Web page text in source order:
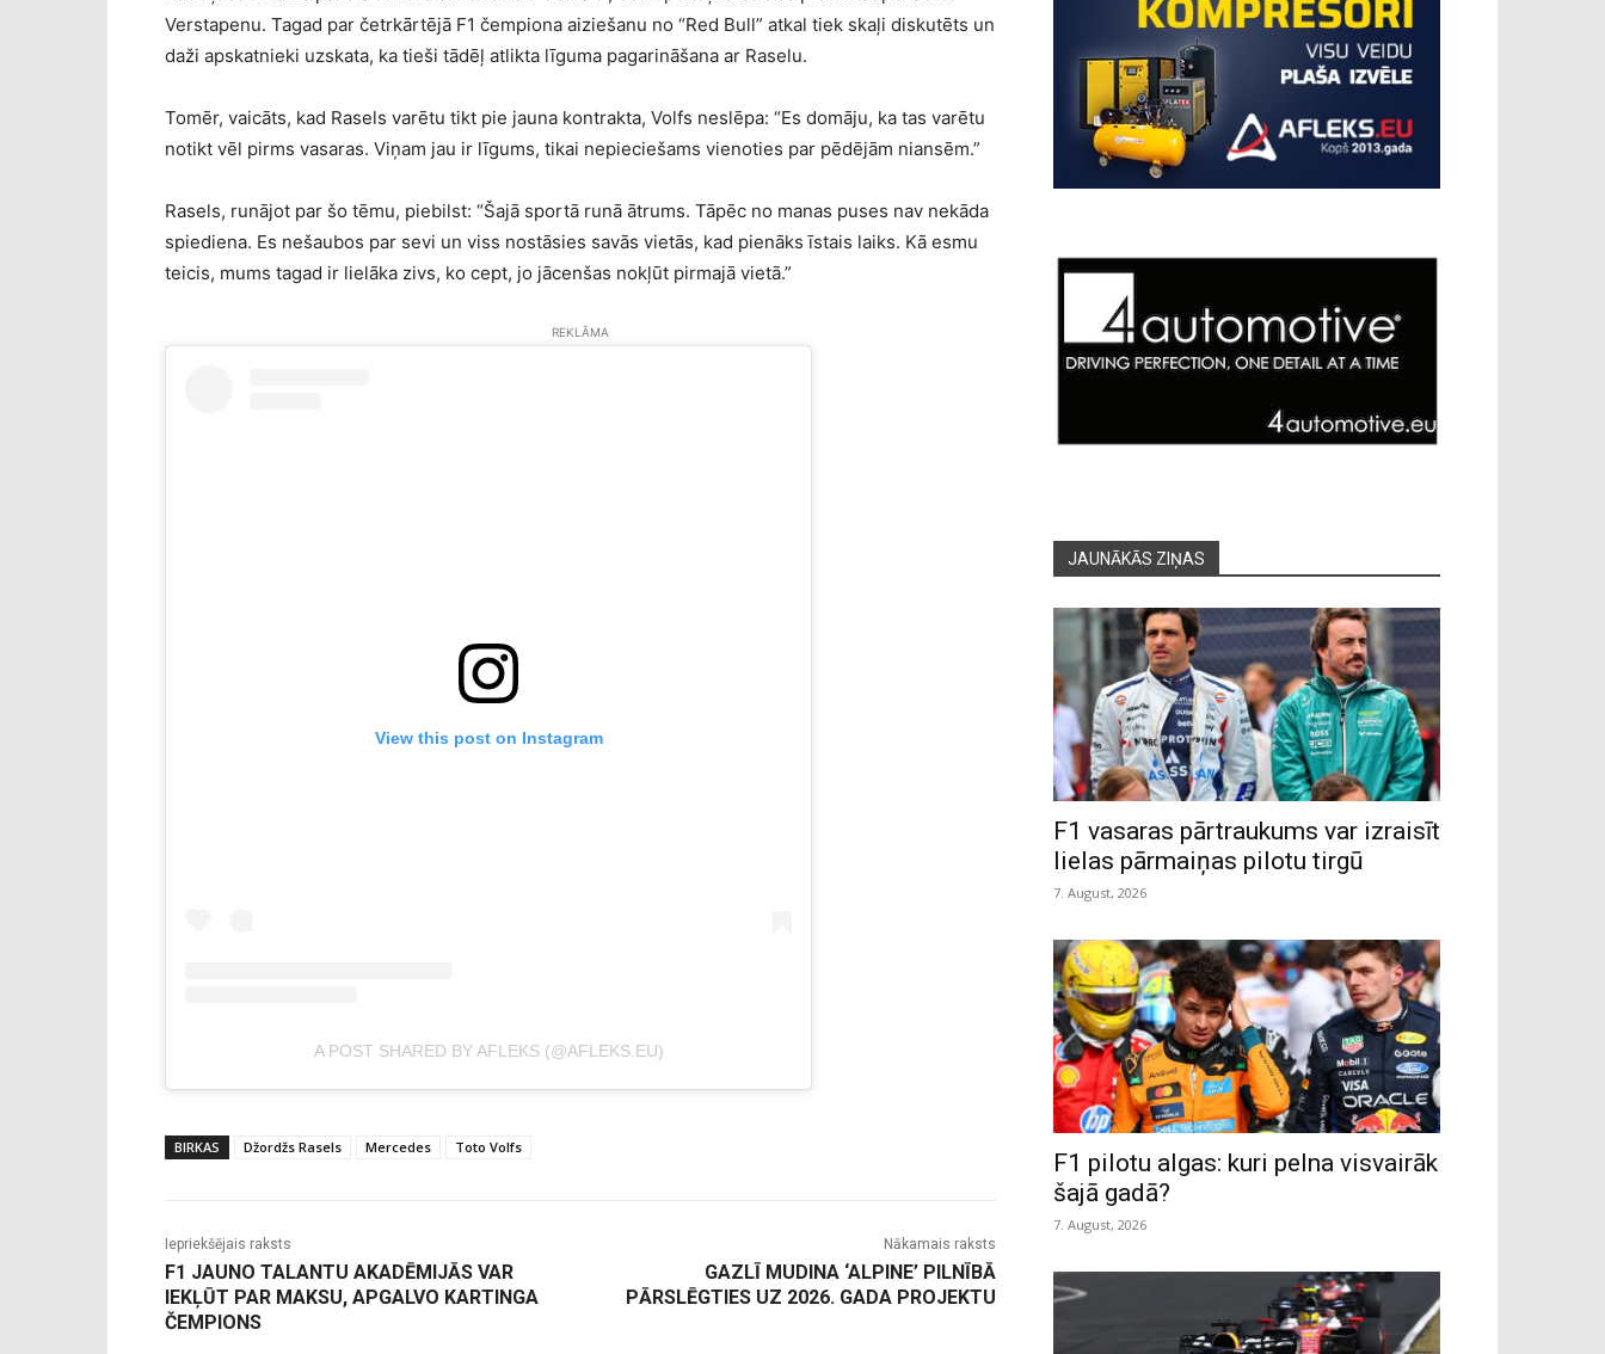
-
Verstapenu. Tagad par četrkārtējā F1 čempiona aiziešanu no “Red Bull” atkal tiek skaļi diskutēts un
daži apskatnieki uzskata, ka tieši tādēļ atlikta līguma pagarināšana ar Raselu.
Tomēr, vaicāts, kad Rasels varētu tikt pie jauna kontrakta, Volfs neslēpa: “Es domāju, ka tas varētu
notikt vēl pirms vasaras. Viņam jau ir līgums, tikai nepieciešams vienoties par pēdējām niansēm.”
Rasels, runājot par šo tēmu, piebilst: “Šajā sportā runā ātrums. Tāpēc no manas puses nav nekāda
spiediena. Es nešaubos par sevi un viss nostāsies savās vietās, kad pienāks īstais laiks. Kā esmu
teicis, mums tagad ir lielāka zivs, ko cept, jo jācenšas nokļūt pirmajā vietā.”
REKLĀMA
View this post on Instagram
A POST SHARED BY AFLEKS (@AFLEKS.EU)
BIRKAS Džordžs Rasels Mercedes Toto Volfs
Iepriekšējais raksts
F1 JAUNO TALANTU AKADĒMIJĀS VAR
IEKĻŪT PAR MAKSU, APGALVO KARTINGA
ČEMPIONS
Nākamais raksts
GAZLĪ MUDINA ‘ALPINE’ PILNĪBĀ
PĀRSLĒGTIES UZ 2026. GADA PROJEKTU
JAUNĀKĀS ZIŅAS
F1 vasaras pārtraukums var izraisīt
lielas pārmaiņas pilotu tirgū
7. August, 2026
F1 pilotu algas: kuri pelna visvairāk
šajā gadā?
7. August, 2026